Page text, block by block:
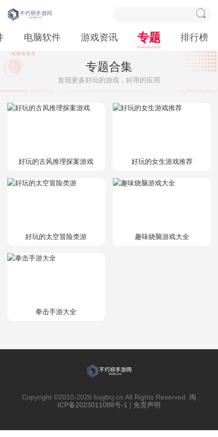
电脑软件 游戏资讯 专题 排行榜
专题合集
发现更多好玩的游戏，好用的应用
好玩的古风推理探案游戏 好玩的女生游戏推荐
好玩的太空冒险类游 趣味烧脑游戏大全
拳击手游大全
Copyright ©2010-2026 bxgbcj.cn.All Rights Reserved. 闽
ICP备2023011088号-1 | 免责声明